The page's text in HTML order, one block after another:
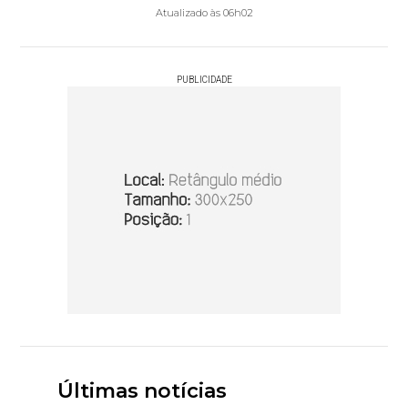
Atualizado às 06h02
PUBLICIDADE
Últimas notícias